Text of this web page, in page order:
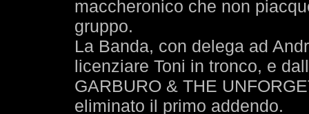
maccheronico che non
gruppo.
La Banda, con delega ad
licenziare Toni in tronco, e
GARBURO & THE
eliminato il primo addendo.